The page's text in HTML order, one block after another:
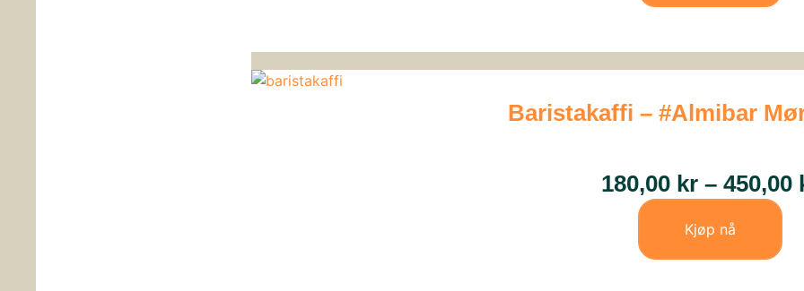
Baristakaffi – #Almibar
180,00 kr – 450,00
Kjøp nå